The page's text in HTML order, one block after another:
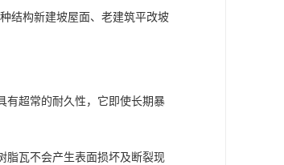
结构新建坡屋面、老建筑平改坡
有超常的耐久性，它即使长期暴
脂瓦不会产生表面损坏及断裂现